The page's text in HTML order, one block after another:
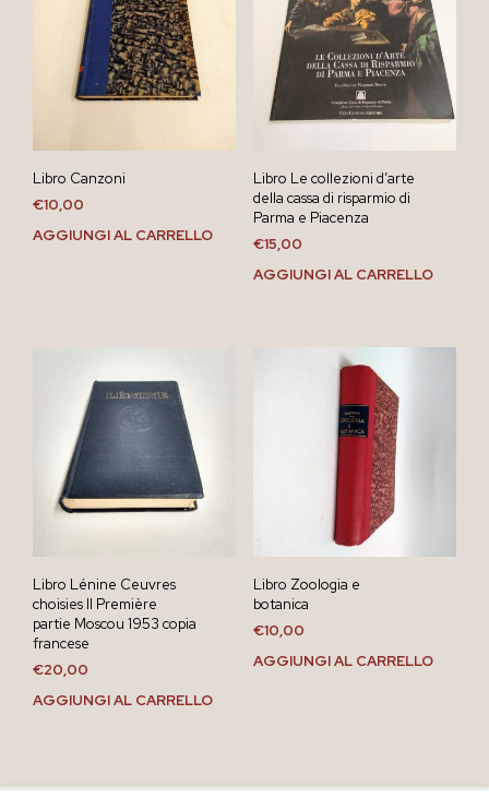
Libro Canzoni
€10,00
AGGIUNGI AL CARRELLO
Libro Le collezioni d’arte
della cassa di risparmio di
Parma e Piacenza
€15,00
AGGIUNGI AL CARRELLO
Libro Lénine Ceuvres
choisies II Première
partie Moscou 1953 copia
francese
€20,00
AGGIUNGI AL CARRELLO
Libro Zoologia e
botanica
€10,00
AGGIUNGI AL CARRELLO